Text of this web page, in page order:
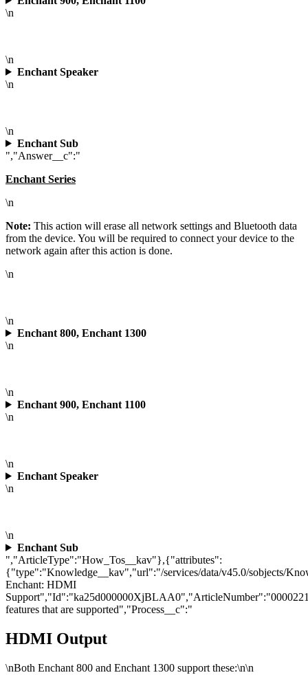
\n
\n
Enchant Speaker
\n
\n
Enchant Sub
","Answer__c":"
Enchant Series
\n
Note: This action will erase all network settings and Bluetooth data
from the device. You will be required to connect your device to the
network again after this action is done.
\n
\n
Enchant 800, Enchant 1300
\n
\n
Enchant 900, Enchant 1100
\n
\n
Enchant Speaker
\n
\n
Enchant Sub
","ArticleType":"How_Tos__kav"},{"attributes":
{"type":"Knowledge__kav","url":"/services/data/v45.0/sobjects/
Enchant: HDMI
features that are supported","Process__c":"
HDMI Output
\nBoth Enchant 800 and Enchant 1300 support these:\n\n